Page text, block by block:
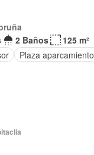
2 Baños
125 m²
Plaza aparcamiento